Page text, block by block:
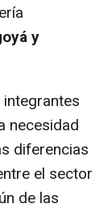
y
necesidad
diferencias
el sector
de las